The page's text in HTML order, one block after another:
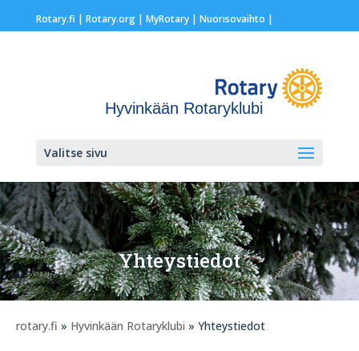
Rotary.fi | Rotary.org| MyRotary | Nuorisovaihto |
Hyvinkään Rotaryklubi
Valitse sivu
Yhteystiedot
rotary.fi » Hyvinkään Rotaryklubi » Yhteystiedot